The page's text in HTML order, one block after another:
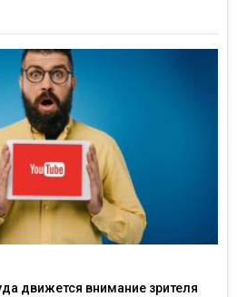
движется внимание зрителя